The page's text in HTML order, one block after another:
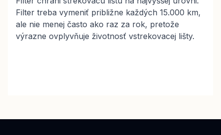
Filter treba vymeniť približne každých 15.000 km,
ale nie menej často ako raz za rok, pretože
výrazne ovplyvňuje životnosť vstrekovacej lišty.